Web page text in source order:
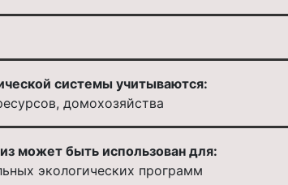
системы учитываются:
домохозяйства
может быть использован для:
экологических программ